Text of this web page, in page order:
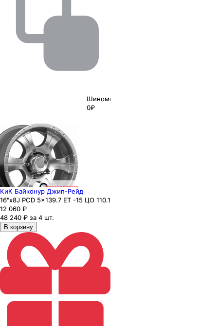
Шиномонтаж
0₽
КиК Байконур Джип-Рейд
16"x8J PCD 5x139.7 ЕТ -15 ЦО 110.1
12 060 ₽
48 240 ₽ за 4 шт.
В корзину